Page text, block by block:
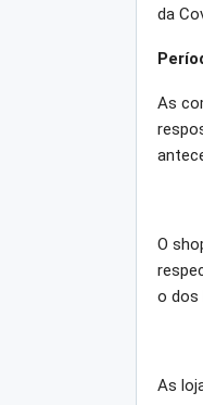
da
As
O
o dos
As